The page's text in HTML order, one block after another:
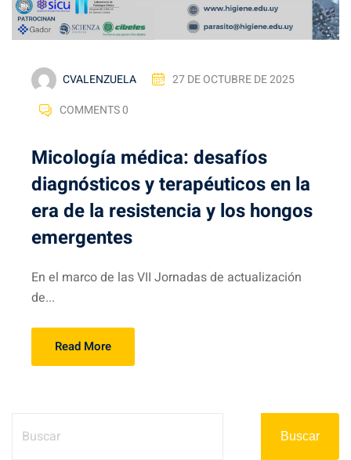
CVALENZUELA
27 DE OCTUBRE DE 2025
COMMENTS 0
Micología médica: desafíos
diagnósticos y terapéuticos en la
era de la resistencia y los hongos
emergentes
En el marco de las VII Jornadas de actualización
de...
Read More
Buscar